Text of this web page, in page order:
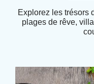
Explorez les trésors
plages de rêve,